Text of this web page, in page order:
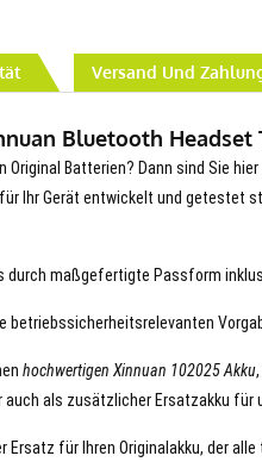
Versand Und
Bluetooth Headset
Batterien? Dann sind Sie
Ihr Gerät entwickelt und getestet
durch maßgefertigte Passform
betriebssicherheitsrelevanten
hochwertigen Xinnuan 102025 Akku
als zusätzlicher Ersatzakku für
Ersatz für Ihren Originalakku, der